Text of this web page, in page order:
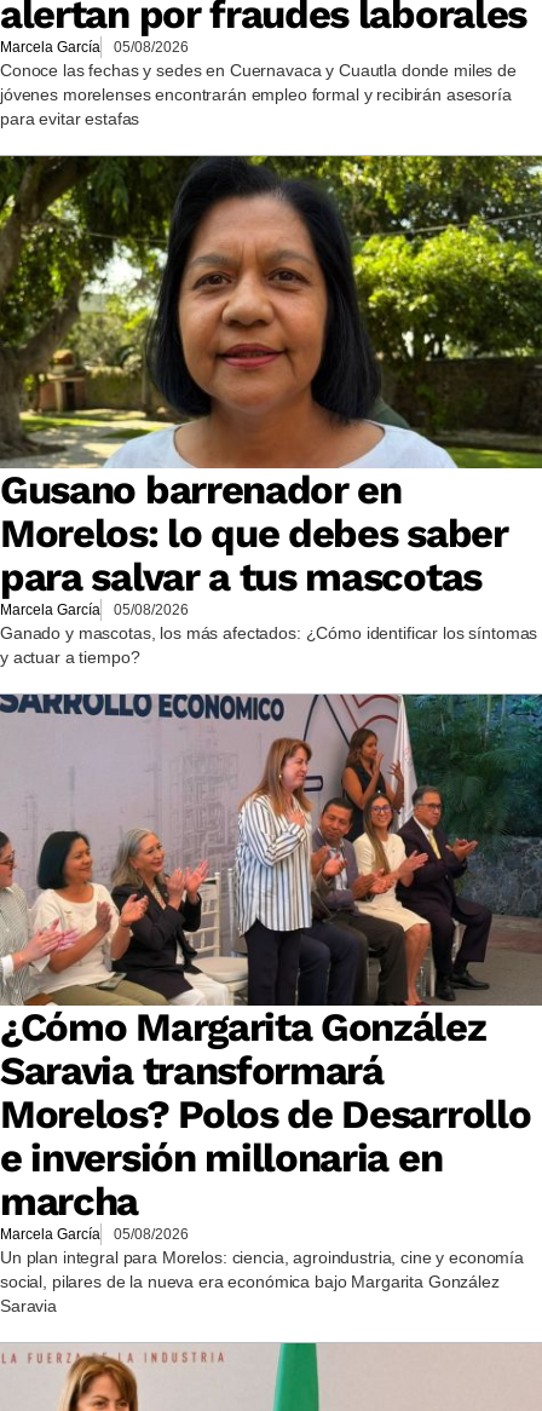
alertan por fraudes laborales
Marcela García 05/08/2026
Conoce las fechas y sedes en Cuernavaca y Cuautla donde miles de
jóvenes morelenses encontrarán empleo formal y recibirán asesoría
para evitar estafas
Gusano barrenador en
Morelos: lo que debes saber
para salvar a tus mascotas
Marcela García 05/08/2026
Ganado y mascotas, los más afectados: ¿Cómo identificar los síntomas
y actuar a tiempo?
¿Cómo Margarita González
Saravia transformará
Morelos? Polos de Desarrollo
e inversión millonaria en
marcha
Marcela García 05/08/2026
Un plan integral para Morelos: ciencia, agroindustria, cine y economía
social, pilares de la nueva era económica bajo Margarita González
Saravia